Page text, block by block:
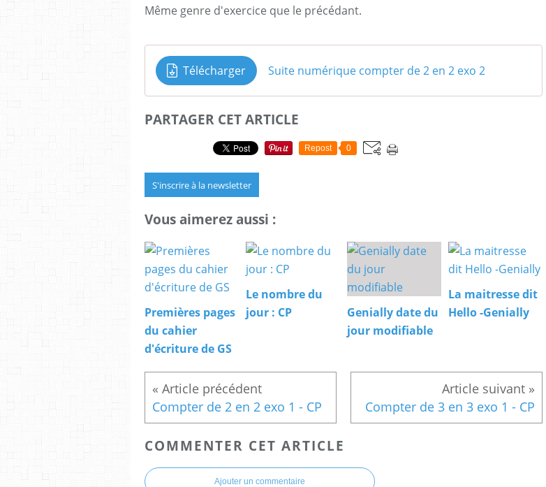
Même genre d'exercice que le précédant.
Télécharger Suite numérique compter de 2 en 2 exo 2
PARTAGER CET ARTICLE
Repost 0
S'inscrire à la newsletter
Vous aimerez aussi :
Premières pages
du cahier
d'écriture de GS
Le nombre du
jour : CP
Genially date du
jour modifiable
La maitresse dit
Hello -Genially
Compter de 2 en 2 exo 1 - CP Compter de 3 en 3 exo 1 - CP
COMMENTER CET ARTICLE
Ajouter un commentaire